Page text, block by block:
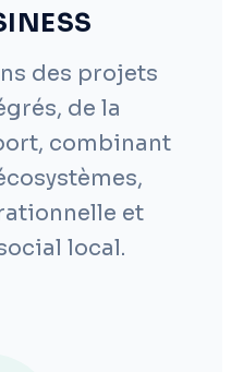
des projets
de la
combinant
et
local.